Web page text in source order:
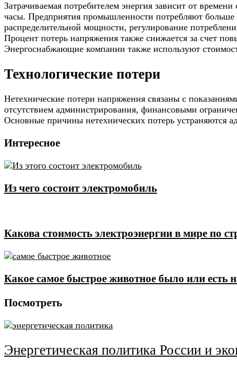
Затрачиваемая потребителем энергия зависит от времени
часы. Предприятия промышленности потребляют больше
распределительной мощности, регулирование
Процент потерь напряжения также снижается за счет
Энергоснабжающие компании также используют
Технологические потери
Нетехнические потери напряжения связаны с
отсутствием администрирования, финансовыми
Основные причины нетехнических потерь устраняются
Интересное
Из чего состоит электромобиль
Какова стоимость электроэнергии в мире по
Какое самое быстрое животное было или есть
Посмотреть
Энергетическая политика России и